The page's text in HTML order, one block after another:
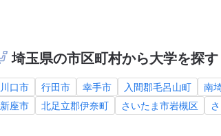
埼玉県の市区町村から大学を探す
川口市 行田市 幸手市 入間郡毛呂山町 南
新座市
北足立郡伊奈町 さいたま市岩槻区